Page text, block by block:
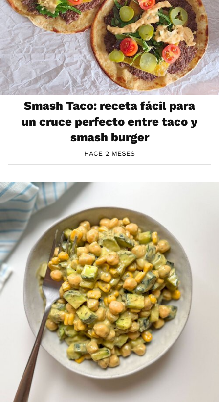
Smash Taco: receta fácil para
un cruce perfecto entre taco y
smash burger
HACE 2 MESES